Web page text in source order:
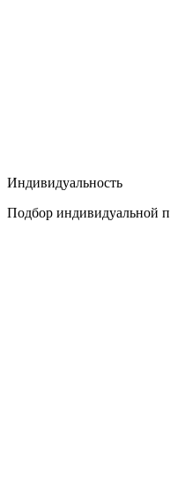
Индивидуальность
Подбор индивидуальной